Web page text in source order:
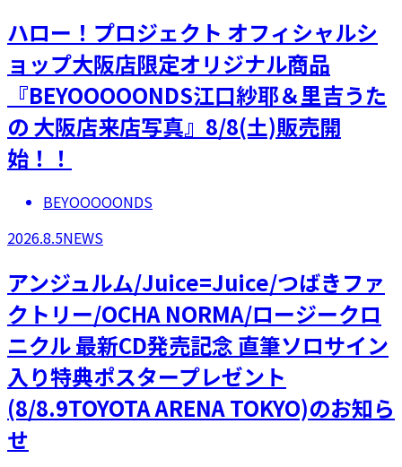
ハロー！プロジェクト オフィシャルシ
ョップ大阪店限定オリジナル商品
『BEYOOOOONDS江口紗耶＆里吉うた
の 大阪店来店写真』8/8(土)販売開
始！！
BEYOOOOONDS
2026.8.5NEWS
アンジュルム/Juice=Juice/つばきファ
クトリー/OCHA NORMA/ロージークロ
ニクル 最新CD発売記念 直筆ソロサイン
入り特典ポスタープレゼント
(8/8.9TOYOTA ARENA TOKYO)のお知ら
せ